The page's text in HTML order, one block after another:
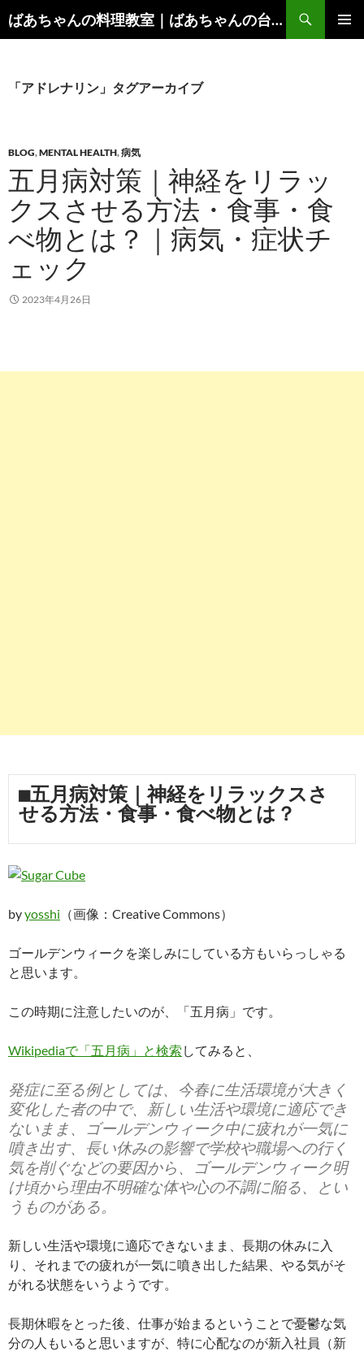
ン
ばあちゃんの料理教室｜ばあちゃんの台所から学ぶ、食と健康の知恵
索
「アドレナリン」タグアーカイブ
BLOG,MENTAL HEALTH,病気
五月病対策｜神経をリラッ
クスさせる方法・食事・食
べ物とは？｜病気・症状チ
ェック
2023年4月26日
■五月病対策｜神経をリラックスさ
せる方法・食事・食べ物とは？
byyosshi （画像：Creative Commons）
ゴールデンウィークを楽しみにしている方もいらっしゃる
と思います。
この時期に注意したいのが、「五月病」です。
Wikipediaで「五月病」と検索 してみると、
発症に至る例としては、今春に生活環境が大きく
変化した者の中で、新しい生活や環境に適応でき
ないまま、ゴールデンウィーク中に疲れが一気に
噴き出す、長い休みの影響で学校や職場への行く
気を削ぐなどの要因から、ゴールデンウィーク明
け頃から理由不明確な体や心の不調に陥る、とい
うものがある。
新しい生活や環境に適応できないまま、長期の休みに入
り、それまでの疲れが一気に噴き出した結果、やる気がそ
がれる状態をいうようです。
長期休暇をとった後、仕事が始まるということで憂鬱な気
分の人もいると思いますが、特に心配なのが新入社員（新